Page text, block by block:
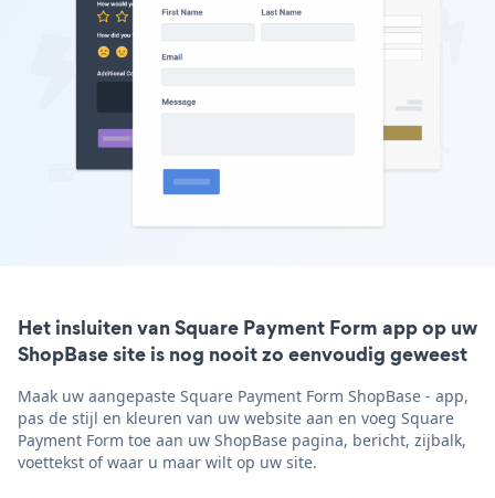
Het insluiten van Square Payment Form app op uw
ShopBase site is nog nooit zo eenvoudig geweest
Maak uw aangepaste Square Payment Form ShopBase - app,
pas de stijl en kleuren van uw website aan en voeg Square
Payment Form toe aan uw ShopBase pagina, bericht, zijbalk,
voettekst of waar u maar wilt op uw site.